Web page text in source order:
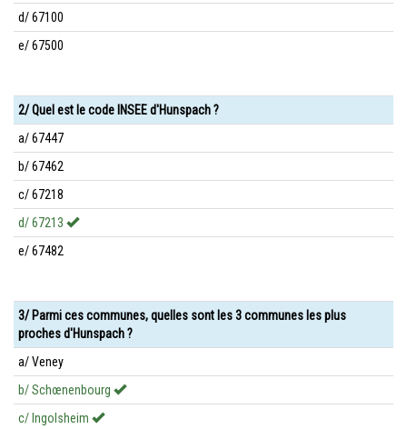
d/ 67100
e/ 67500
2/ Quel est le code INSEE d'Hunspach ?
a/ 67447
b/ 67462
c/ 67218
d/ 67213
e/ 67482
3/ Parmi ces communes, quelles sont les 3 communes les plus
proches d'Hunspach ?
a/ Veney
b/ Schœnenbourg
c/ Ingolsheim